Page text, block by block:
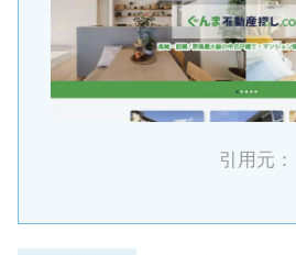
引用元：